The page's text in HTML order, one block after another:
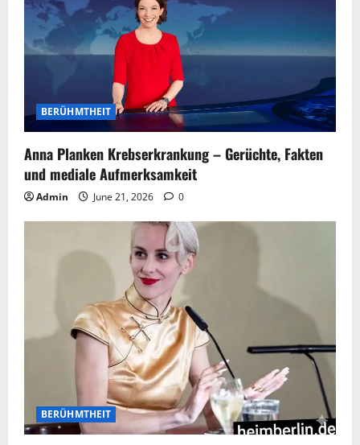
BERÜHMTHEIT
Anna Planken Krebserkrankung – Gerüchte, Fakten
und mediale Aufmerksamkeit
Admin June 21, 2026 0
BERÜHMTHEIT